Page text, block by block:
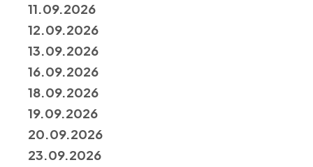
11.09.2026
12.09.2026
13.09.2026
16.09.2026
18.09.2026
19.09.2026
20.09.2026
23.09.2026